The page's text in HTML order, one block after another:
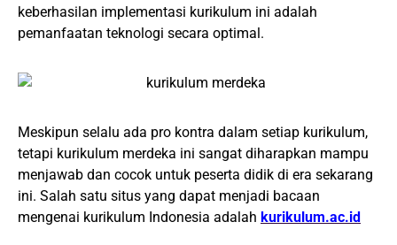
keberhasilan implementasi kurikulum ini adalah
pemanfaatan teknologi secara optimal.
Meskipun selalu ada pro kontra dalam setiap kurikulum,
tetapi kurikulum merdeka ini sangat diharapkan mampu
menjawab dan cocok untuk peserta didik di era sekarang
ini. Salah satu situs yang dapat menjadi bacaan
mengenai kurikulum Indonesia adalah kurikulum.ac.id